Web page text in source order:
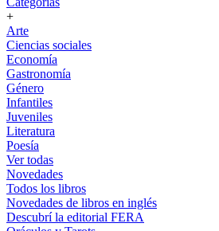
+
Arte
Ciencias sociales
Economía
Gastronomía
Género
Infantiles
Juveniles
Literatura
Poesía
Ver todas
Novedades
Todos los libros
Novedades de libros en inglés
Descubrí la editorial FERA